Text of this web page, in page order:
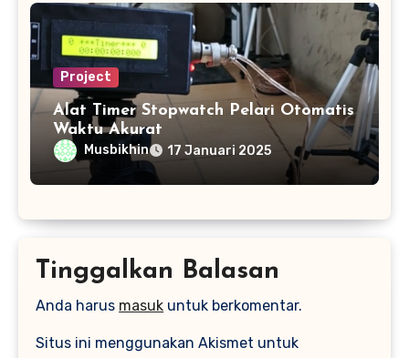
Project
Alat Timer Stopwatch Pelari Otomatis
Waktu Akurat
Musbikhin 17 Januari 2025
Tinggalkan Balasan
Anda harus masuk untuk berkomentar.
Situs ini menggunakan Akismet untuk